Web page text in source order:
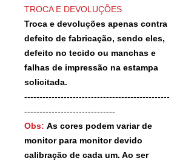
TROCA E DEVOLUÇÕES
Troca e devoluções apenas contra
defeito de fabricação, sendo eles,
defeito no tecido ou manchas e
falhas de impressão na estampa
solicitada.
------------------------------------------------
------------------------------
Obs: As cores podem variar de
monitor para monitor devido
calibração de cada um. Ao ser